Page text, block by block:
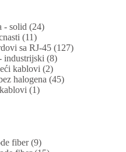
- solid (24)
(11)
sa RJ-45 (127)
industrijski (8)
kablovi (2)
halogena (45)
(1)
fiber (9)